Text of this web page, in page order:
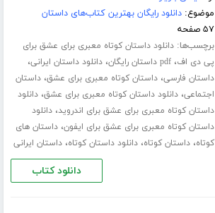
موضوع:دانلود رایگان بهترین کتاب‌های داستان
۵۷ صفحه
برچسب‌ها:دانلود داستان کوتاه معبری برای عشق برای
پی دی اف،pdf داستان رایگان ،دانلود داستان ایرانی،
داستان فارسی،داستان کوتاه معبری برای عشق،داستان
اجتماعی،دانلود داستان کوتاه معبری برای عشق،دانلود
داستان کوتاه معبری برای عشق برای اندروید،دانلود
داستان کوتاه معبری برای عشق برای ایفون،داستان های
کوتاه،داستان کوتاه،دانلود داستان کوتاه،داستان ایرانی
دانلود کتاب